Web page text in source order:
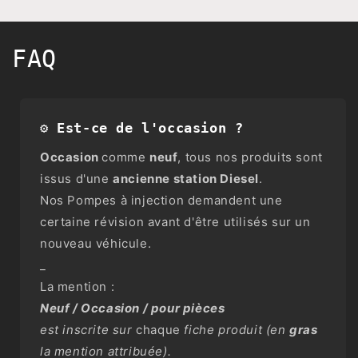
FAQ
⚙️ Est-ce de l'occasion ?
Occasioncomme neuf, tous nos produits sont
issus d'uneancienne station Diesel.
Nos Pompes à injection demandent une
certaine révision avant d'être utilisés sur un
nouveau véhicule.
La mention :
Neuf / Occasion / pour pièces
est inscrite surchaque fiche produit (engras
la mention attribuée).